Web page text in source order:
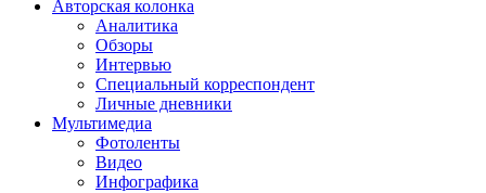
Авторская колонка
Аналитика
Обзоры
Интервью
Специальный корреспондент
Личные дневники
Мультимедиа
Фотоленты
Видео
Инфографика